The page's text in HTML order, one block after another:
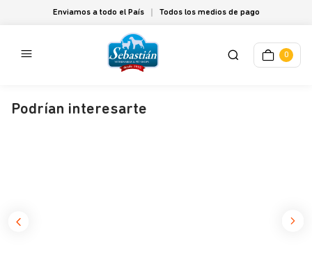
Enviamos a todo el País Todos los medios de pago
0
Podrían interesarte